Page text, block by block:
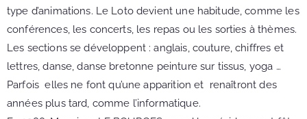
type d’animations. Le Loto devient une habitude, comme les
conférences, les concerts, les repas ou les sorties à thèmes.
Les sections se développent : anglais, couture, chiffres et
lettres, danse, danse bretonne peinture sur tissus, yoga …
Parfois elles ne font qu’une apparition et renaîtront des
années plus tard, comme l’informatique.